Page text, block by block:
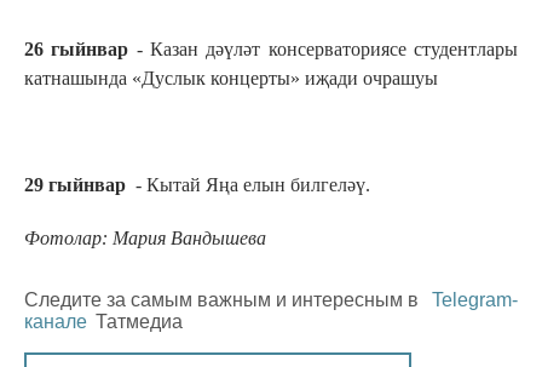
26 гыйнвар - Казан дәүләт консерваториясе студентлары
катнашында «Дуслык концерты» иҗади очрашуы
29 гыйнвар - Кытай Яңа елын билгеләү.
Фотолар: Мария Вандышева
Следите за самым важным и интересным в
Telegram-
канале Татмедиа